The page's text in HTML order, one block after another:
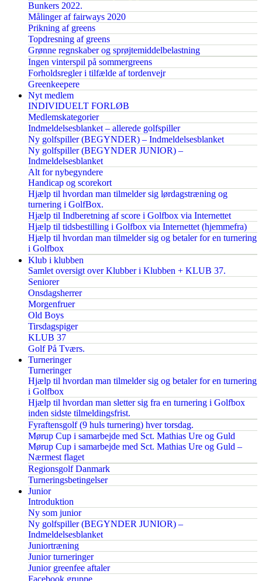
Bunkers 2022.
Målinger af fairways 2020
Prikning af greens
Topdresning af greens
Grønne regnskaber og sprøjtemiddelbelastning
Ingen vinterspil på sommergreens
Forholdsregler i tilfælde af tordenvejr
Greenkeepere
Nyt medlem
INDIVIDUELT FORLØB
Medlemskategorier
Indmeldelsesblanket – allerede golfspiller
Ny golfspiller (BEGYNDER) – Indmeldelsesblanket
Ny golfspiller (BEGYNDER JUNIOR) –
Indmeldelsesblanket
Alt for nybegyndere
Handicap og scorekort
Hjælp til hvordan man tilmelder sig lørdagstræning og
turnering i GolfBox.
Hjælp til Indberetning af score i Golfbox via Internettet
Hjælp til tidsbestilling i Golfbox via Internettet (hjemmefra)
Hjælp til hvordan man tilmelder sig og betaler for en turnering
i Golfbox
Klub i klubben
Samlet oversigt over Klubber i Klubben + KLUB 37.
Seniorer
Onsdagsherrer
Morgenfruer
Old Boys
Tirsdagspiger
KLUB 37
Golf På Tværs.
Turneringer
Turneringer
Hjælp til hvordan man tilmelder sig og betaler for en turnering
i Golfbox
Hjælp til hvordan man sletter sig fra en turnering i Golfbox
inden sidste tilmeldingsfrist.
Fyraftensgolf (9 huls turnering) hver torsdag.
Mørup Cup i samarbejde med Sct. Mathias Ure og Guld
Mørup Cup i samarbejde med Sct. Mathias Ure og Guld –
Nærmest flaget
Regionsgolf Danmark
Turneringsbetingelser
Junior
Introduktion
Ny som junior
Ny golfspiller (BEGYNDER JUNIOR) –
Indmeldelsesblanket
Juniortræning
Junior turneringer
Junior greenfee aftaler
Facebook gruppe